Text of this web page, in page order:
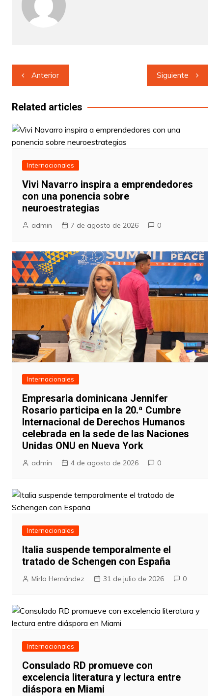
Navegación
de
entradas
Anterior Siguiente
Related articles
Internacionales
Vivi Navarro inspira a emprendedores
con una ponencia sobre
neuroestrategias
admin 7 de agosto de 2026 0
Internacionales
Empresaria dominicana Jennifer
Rosario participa en la 20.ª Cumbre
Internacional de Derechos Humanos
celebrada en la sede de las Naciones
Unidas ONU en Nueva York
admin 4 de agosto de 2026 0
Internacionales
Italia suspende temporalmente el
tratado de Schengen con España
Mirla Hernández 31 de julio de 2026 0
Internacionales
Consulado RD promueve con
excelencia literatura y lectura entre
diáspora en Miami